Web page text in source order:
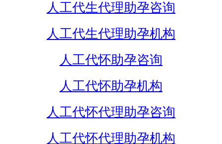
人工代生代理助孕咨询
人工代生代理助孕机构
人工代怀助孕咨询
人工代怀助孕机构
人工代怀代理助孕咨询
人工代怀代理助孕机构